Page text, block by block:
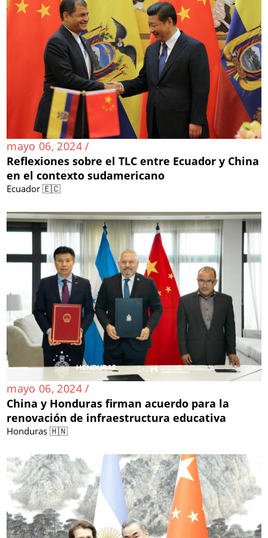
mayo 06, 2024 /
Reflexiones sobre el TLC entre Ecuador y China
en el contexto sudamericano
Ecuador 🇪🇨
mayo 06, 2024 /
China y Honduras firman acuerdo para la
renovación de infraestructura educativa
Honduras 🇭🇳